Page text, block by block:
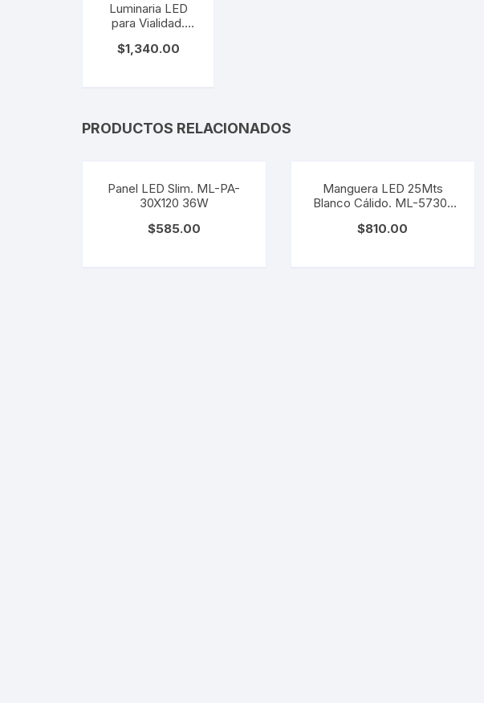
Luminaria LED
para Vialidad.
$1,340.00
PRODUCTOS RELACIONADOS
Panel LED Slim. ML-PA-
30X120 36W
$585.00
Manguera LED 25Mts
Blanco Cálido. ML-5730-
$810.00